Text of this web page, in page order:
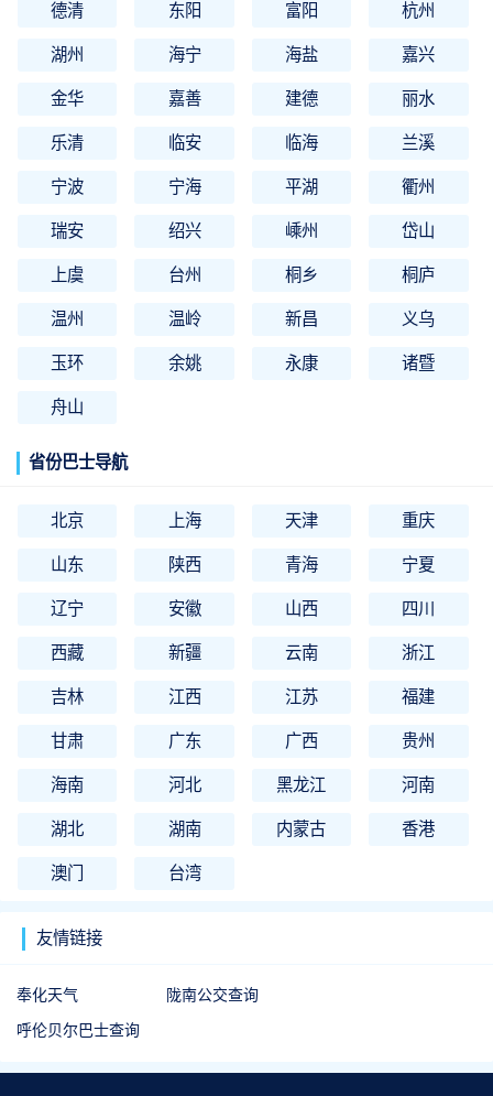
德清 东阳 富阳 杭州
湖州 海宁 海盐 嘉兴
金华 嘉善 建德 丽水
乐清 临安 临海 兰溪
宁波 宁海 平湖 衢州
瑞安 绍兴 嵊州 岱山
上虞 台州 桐乡 桐庐
温州 温岭 新昌 义乌
玉环 余姚 永康 诸暨
舟山
省份巴士导航
北京 上海 天津 重庆
山东 陕西 青海 宁夏
辽宁 安徽 山西 四川
西藏 新疆 云南 浙江
吉林 江西 江苏 福建
甘肃 广东 广西 贵州
海南 河北 黑龙江 河南
湖北 湖南 内蒙古 香港
澳门 台湾
友情链接
奉化天气 陇南公交查询
呼伦贝尔巴士查询